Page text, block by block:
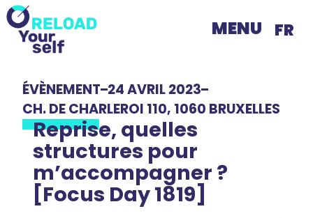
MENU FR
ÉVÈNEMENT 24 AVRIL 2023
CH. DE CHARLEROI 110, 1060 BRUXELLES
Reprise, quelles
structures pour
m’accompagner ?
[Focus Day 1819]